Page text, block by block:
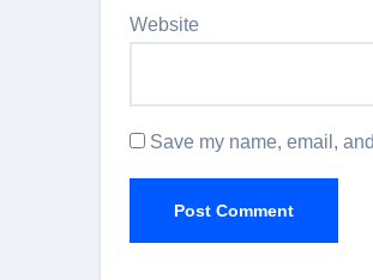
Website
Save my name, email,